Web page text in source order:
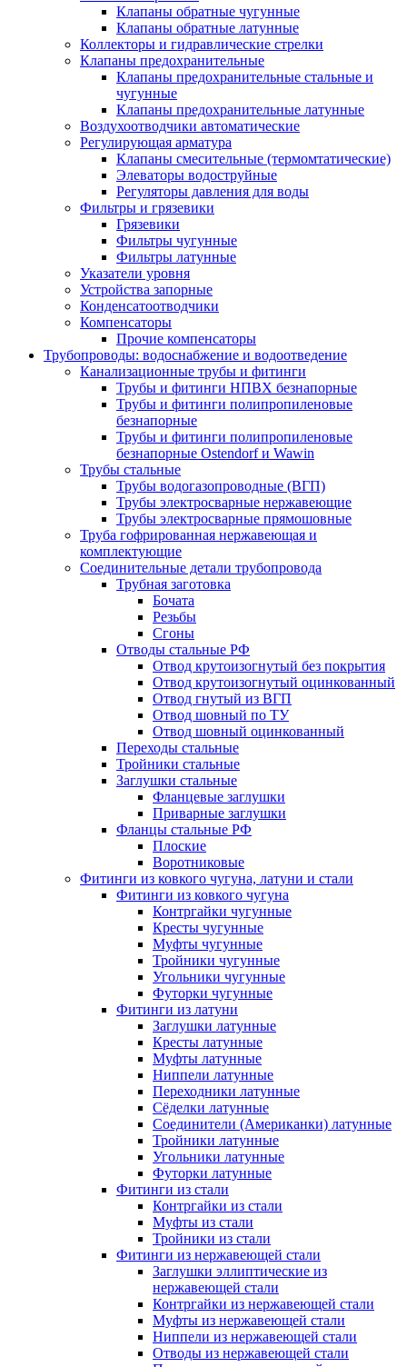
Клапаны обратные чугунные
Клапаны обратные латунные
Коллекторы и гидравлические стрелки
Клапаны предохранительные
Клапаны предохранительные стальные и
чугунные
Клапаны предохранительные латунные
Воздухоотводчики автоматические
Регулирующая арматура
Клапаны смесительные (термомтатические)
Элеваторы водоструйные
Регуляторы давления для воды
Фильтры и грязевики
Грязевики
Фильтры чугунные
Фильтры латунные
Указатели уровня
Устройства запорные
Конденсатоотводчики
Компенсаторы
Прочие компенсаторы
Трубопроводы: водоснабжение и водоотведение
Канализационные трубы и фитинги
Трубы и фитинги НПВХ безнапорные
Трубы и фитинги полипропиленовые
безнапорные
Трубы и фитинги полипропиленовые
безнапорные Ostendorf и Wawin
Трубы стальные
Трубы водогазопроводные (ВГП)
Трубы электросварные нержавеющие
Трубы электросварные прямошовные
Труба гофрированная нержавеющая и
комплектующие
Соединительные детали трубопровода
Трубная заготовка
Бочата
Резьбы
Сгоны
Отводы стальные РФ
Отвод крутоизогнутый без покрытия
Отвод крутоизогнутый оцинкованный
Отвод гнутый из ВГП
Отвод шовный по ТУ
Отвод шовный оцинкованный
Переходы стальные
Тройники стальные
Заглушки стальные
Фланцевые заглушки
Приварные заглушки
Фланцы стальные РФ
Плоские
Воротниковые
Фитинги из ковкого чугуна, латуни и стали
Фитинги из ковкого чугуна
Контргайки чугунные
Кресты чугунные
Муфты чугунные
Тройники чугунные
Угольники чугунные
Футорки чугунные
Фитинги из латуни
Заглушки латунные
Кресты латунные
Муфты латунные
Ниппели латунные
Переходники латунные
Сёделки латунные
Соединители (Американки) латунные
Тройники латунные
Угольники латунные
Футорки латунные
Фитинги из стали
Контргайки из стали
Муфты из стали
Тройники из стали
Фитинги из нержавеющей стали
Заглушки эллиптические из
нержавеющей стали
Контргайки из нержавеющей стали
Муфты из нержавеющей стали
Ниппели из нержавеющей стали
Отводы из нержавеющей стали